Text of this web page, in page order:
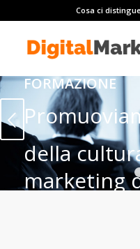
Cosa ci
FORMAZIONE
della
marketing